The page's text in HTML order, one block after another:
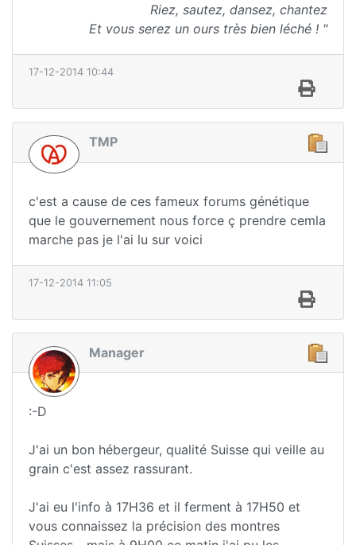
Riez, sautez, dansez, chantez
Et vous serez un ours très bien léché ! "
17-12-2014 10:44
TMP
c'est a cause de ces fameux forums génétique
que le gouvernement nous force ç prendre cemla
marche pas je l'ai lu sur voici
17-12-2014 11:05
Manager
:-D
J'ai un bon hébergeur, qualité Suisse qui veille au
grain c'est assez rassurant.
J'ai eu l'info à 17H36 et il ferment à 17H50 et
vous connaissez la précision des montres